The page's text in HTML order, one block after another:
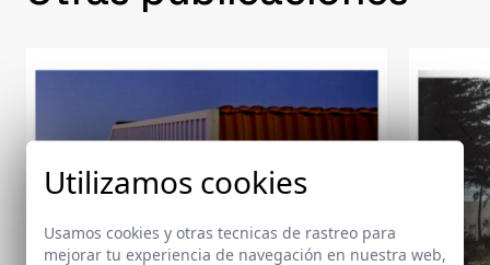
Utilizamos cookies
Usamos cookies y otras tecnicas de rastreo para
mejorar tu experiencia de navegación en nuestra web,